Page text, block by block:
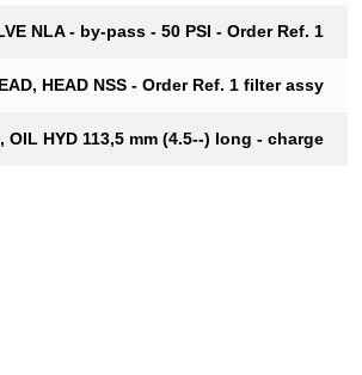
NLA - by-pass - 50 PSI - Order Ref. 1
HEAD NSS - Order Ref. 1 filter assy
OIL HYD 113,5 mm (4.5--) long - charge